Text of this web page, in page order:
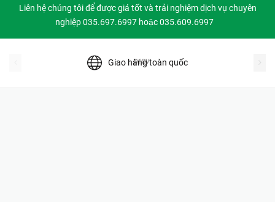
Liên hệ chúng tôi để được giá tốt và trải nghiệm dịch vụ chuyên
nghiệp 035.697.6997 hoặc 035.609.6997
Giao hàng toàn quốc
prev